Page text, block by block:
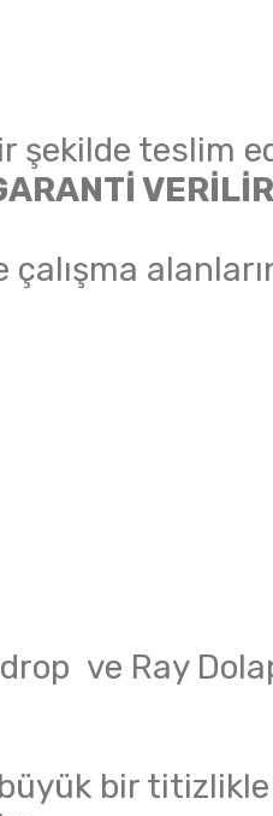
şekilde teslim
ve Ray
bir titizlikle